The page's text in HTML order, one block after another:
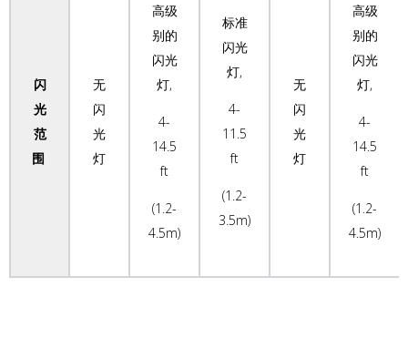
闪
光
范
围
无
闪
光
灯
高级
别的
闪光
灯,
4-
14.5
ft
(1.2-
4.5m)
标准
闪光
灯,
4-
11.5
ft
(1.2-
3.5m)
无
闪
光
灯
高级
别的
闪光
灯,
4-
14.5
ft
(1.2-
4.5m)